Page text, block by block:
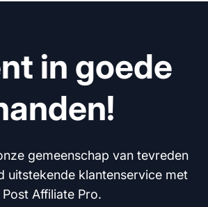
in goede
gemeenschap van tevreden
uitstekende klantenservice met
Post Affiliate Pro.